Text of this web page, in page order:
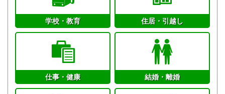
学校・教育 住居・引越し
仕事・健康 結婚・離婚